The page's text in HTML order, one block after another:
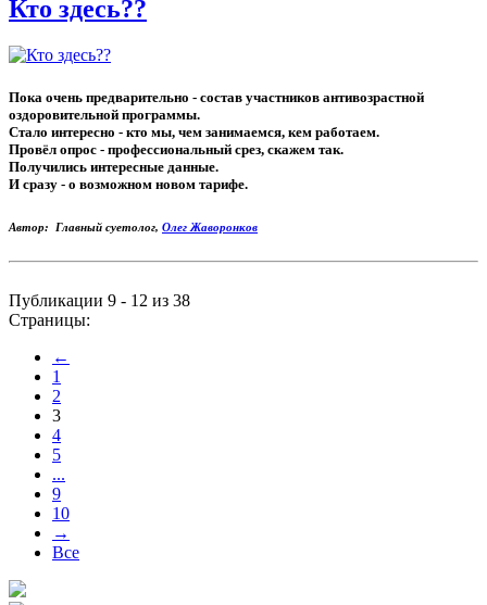
Кто здесь??
Пока очень предварительно - состав участников антивозрастной
оздоровительной программы.
Стало интересно - кто мы, чем занимаемся, кем работаем.
Провёл опрос - профессиональный срез, скажем так.
Получились интересные данные.
И сразу - о возможном новом тарифе.
Автор: Главный суетолог, Олег Жаворонков
Публикации 9 - 12 из 38
Страницы:
←
1
2
3
4
5
...
9
10
→
Все